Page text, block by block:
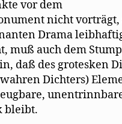
vor dem
nicht vorträgt,
Drama
muß auch dem
daß des grotesken
Dichters)
bleibt.